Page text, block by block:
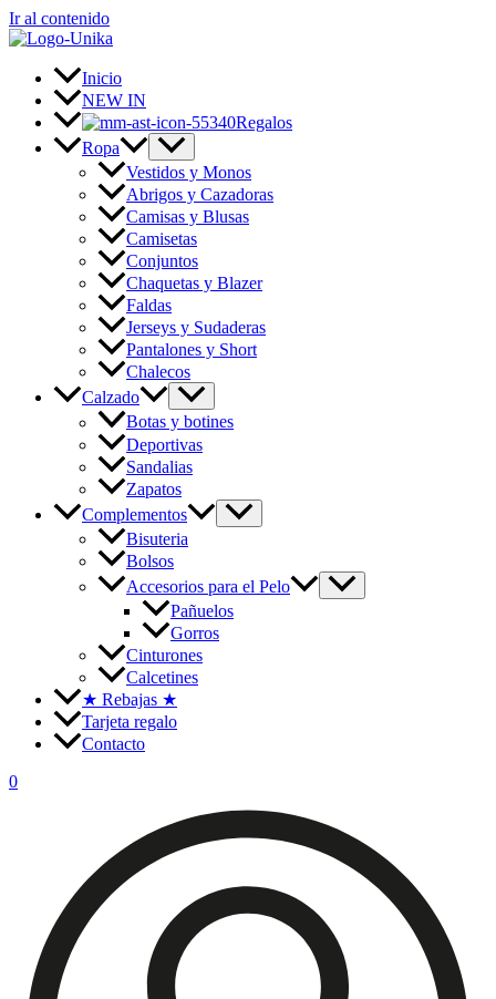
Ir al contenido
Inicio
NEW IN
Regalos
Ropa
Vestidos y Monos
Abrigos y Cazadoras
Camisas y Blusas
Camisetas
Conjuntos
Chaquetas y Blazer
Faldas
Jerseys y Sudaderas
Pantalones y Short
Chalecos
Calzado
Botas y botines
Deportivas
Sandalias
Zapatos
Complementos
Bisuteria
Bolsos
Accesorios para el Pelo
Pañuelos
Gorros
Cinturones
Calcetines
★ Rebajas ★
Tarjeta regalo
Contacto
0